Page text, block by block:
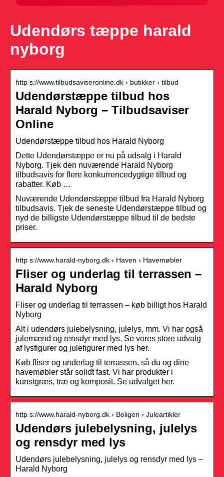
Udendørs tæppe harald
nyborg
http s://www.tilbudsaviseronline.dk › butikker › tilbud
Udendørstæppe tilbud hos
Harald Nyborg – Tilbudsaviser
Online
Udendørstæppe tilbud hos Harald Nyborg
Dette Udendørstæppe er nu på udsalg i Harald
Nyborg. Tjek den nuværende Harald Nyborg
tilbudsavis for flere konkurrencedygtige tilbud og
rabatter. Køb …
Nuværende Udendørstæppe tilbud fra Harald Nyborg
tilbudsavis. Tjek de seneste Udendørstæppe tilbud og
nyd de billigste Udendørstæppe tilbud til de bedste
priser.
http s://www.harald-nyborg.dk › Haven › Havemøbler
Fliser og underlag til terrassen –
Harald Nyborg
Fliser og underlag til terrassen – køb billigt hos Harald
Nyborg
Alt i udendørs julebelysning, julelys, mm. Vi har også
julemænd og rensdyr med lys. Se vores store udvalg
af lysfigurer og julefigurer med lys her.
Køb fliser og underlag til terrassen, så du og dine
havemøbler står solidt fast. Vi har produkter i
kunstgræs, træ og komposit. Se udvalget her.
http s://www.harald-nyborg.dk › Boligen › Juleartikler
Udendørs julebelysning, julelys
og rensdyr med lys
Udendørs julebelysning, julelys og rensdyr med lys –
Harald Nyborg